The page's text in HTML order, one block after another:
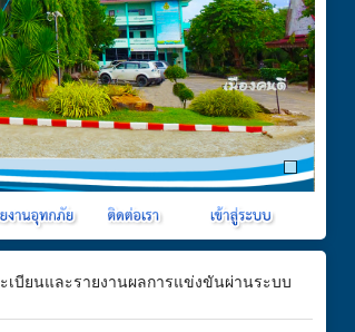
เบียนและรายงานผลการแข่งขันผ่านระบบ